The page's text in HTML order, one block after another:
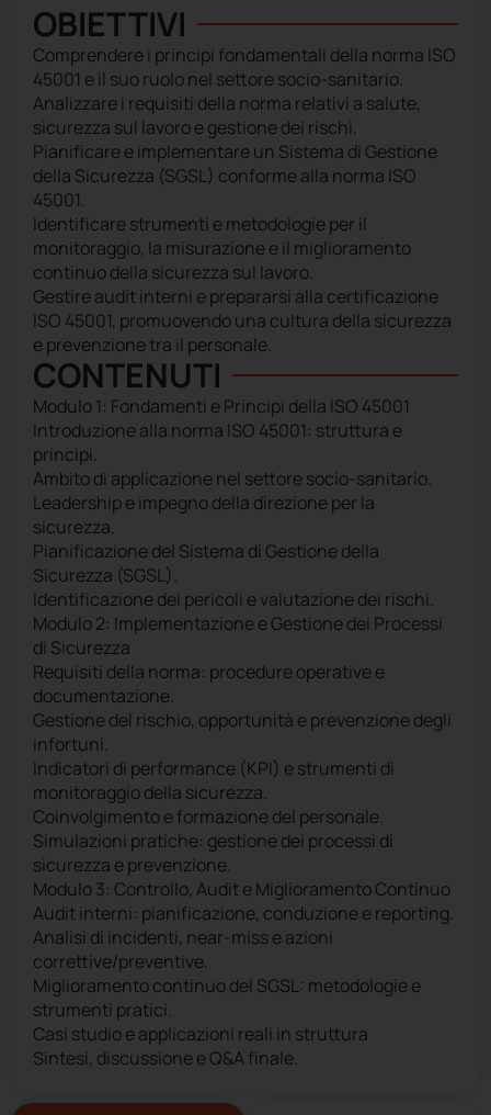
OBIETTIVI
Comprendere i principi fondamentali della norma ISO
45001 e il suo ruolo nel settore socio-sanitario.
Analizzare i requisiti della norma relativi a salute,
sicurezza sul lavoro e gestione dei rischi.
Pianificare e implementare un Sistema di Gestione
della Sicurezza (SGSL) conforme alla norma ISO
45001.
Identificare strumenti e metodologie per il
monitoraggio, la misurazione e il miglioramento
continuo della sicurezza sul lavoro.
Gestire audit interni e prepararsi alla certificazione
ISO 45001, promuovendo una cultura della sicurezza
e prevenzione tra il personale.
CONTENUTI
Modulo 1: Fondamenti e Principi della ISO 45001
Introduzione alla norma ISO 45001: struttura e
principi.
Ambito di applicazione nel settore socio-sanitario.
Leadership e impegno della direzione per la
sicurezza.
Pianificazione del Sistema di Gestione della
Sicurezza (SGSL).
Identificazione dei pericoli e valutazione dei rischi.
Modulo 2: Implementazione e Gestione dei Processi
di Sicurezza
Requisiti della norma: procedure operative e
documentazione.
Gestione del rischio, opportunità e prevenzione degli
infortuni.
Indicatori di performance (KPI) e strumenti di
monitoraggio della sicurezza.
Coinvolgimento e formazione del personale.
Simulazioni pratiche: gestione dei processi di
sicurezza e prevenzione.
Modulo 3: Controllo, Audit e Miglioramento Continuo
Audit interni: pianificazione, conduzione e reporting.
Analisi di incidenti, near-miss e azioni
correttive/preventive.
Miglioramento continuo del SGSL: metodologie e
strumenti pratici.
Casi studio e applicazioni reali in struttura
Sintesi, discussione e Q&A finale.